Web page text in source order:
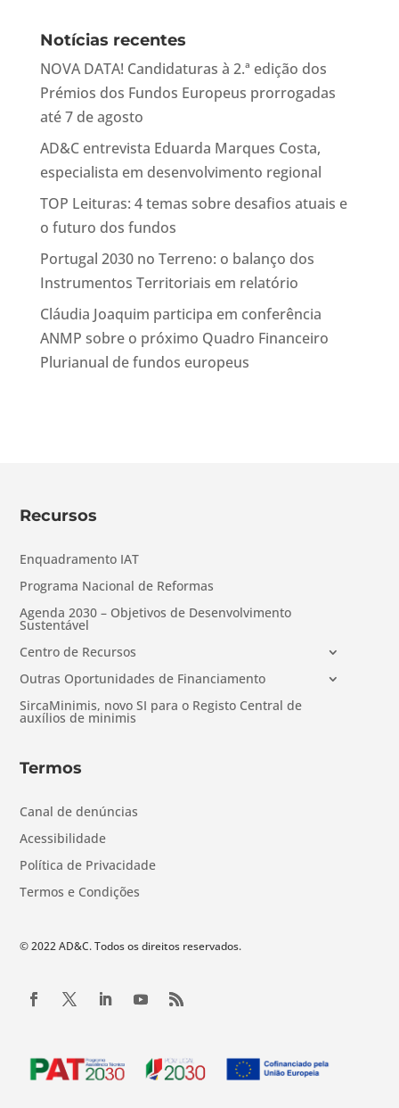
Notícias recentes
NOVA DATA! Candidaturas à 2.ª edição dos
Prémios dos Fundos Europeus prorrogadas
até 7 de agosto
AD&C entrevista Eduarda Marques Costa,
especialista em desenvolvimento regional
TOP Leituras: 4 temas sobre desafios atuais e
o futuro dos fundos
Portugal 2030 no Terreno: o balanço dos
Instrumentos Territoriais em relatório
Cláudia Joaquim participa em conferência
ANMP sobre o próximo Quadro Financeiro
Plurianual de fundos europeus
Recursos
Enquadramento IAT
Programa Nacional de Reformas
Agenda 2030 – Objetivos de Desenvolvimento
Sustentável
Centro de Recursos
Outras Oportunidades de Financiamento
SircaMinimis, novo SI para o Registo Central de
auxílios de minimis
Termos
Canal de denúncias
Acessibilidade
Política de Privacidade
Termos e Condições
© 2022 AD&C. Todos os direitos reservados.